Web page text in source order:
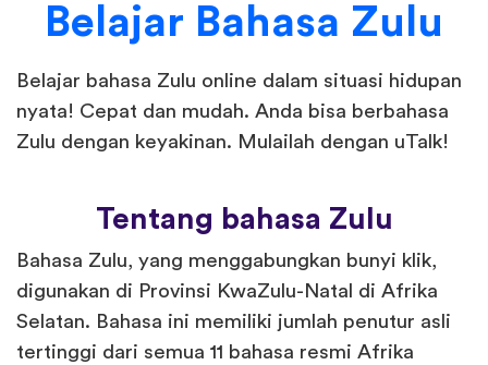
Belajar Bahasa Zulu
Belajar bahasa Zulu online dalam situasi hidupan
nyata! Cepat dan mudah. Anda bisa berbahasa
Zulu dengan keyakinan. Mulailah dengan uTalk!
Tentang bahasa Zulu
Bahasa Zulu, yang menggabungkan bunyi klik,
digunakan di Provinsi KwaZulu-Natal di Afrika
Selatan. Bahasa ini memiliki jumlah penutur asli
tertinggi dari semua 11 bahasa resmi Afrika